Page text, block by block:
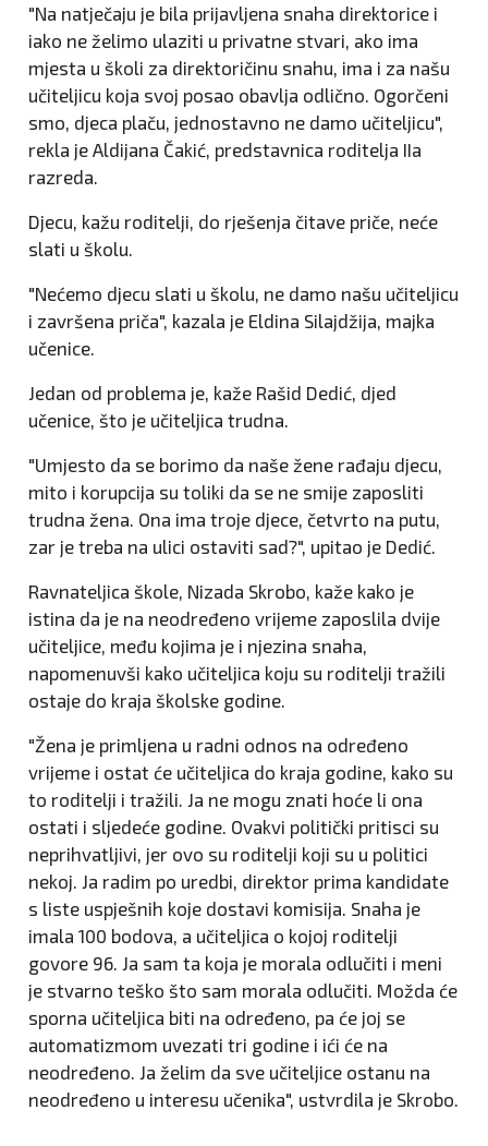
"Na natječaju je bila prijavljena snaha direktorice i
iako ne želimo ulaziti u privatne stvari, ako ima
mjesta u školi za direktoričinu snahu, ima i za našu
učiteljicu koja svoj posao obavlja odlično. Ogorčeni
smo, djeca plaču, jednostavno ne damo učiteljicu",
rekla je Aldijana Čakić, predstavnica roditelja IIa
razreda.
Djecu, kažu roditelji, do rješenja čitave priče, neće
slati u školu.
"Nećemo djecu slati u školu, ne damo našu učiteljicu
i završena priča", kazala je Eldina Silajdžija, majka
učenice.
Jedan od problema je, kaže Rašid Dedić, djed
učenice, što je učiteljica trudna.
"Umjesto da se borimo da naše žene rađaju djecu,
mito i korupcija su toliki da se ne smije zaposliti
trudna žena. Ona ima troje djece, četvrto na putu,
zar je treba na ulici ostaviti sad?", upitao je Dedić.
Ravnateljica škole, Nizada Skrobo, kaže kako je
istina da je na neodređeno vrijeme zaposlila dvije
učiteljice, među kojima je i njezina snaha,
napomenuvši kako učiteljica koju su roditelji tražili
ostaje do kraja školske godine.
"Žena je primljena u radni odnos na određeno
vrijeme i ostat će učiteljica do kraja godine, kako su
to roditelji i tražili. Ja ne mogu znati hoće li ona
ostati i sljedeće godine. Ovakvi politički pritisci su
neprihvatljivi, jer ovo su roditelji koji su u politici
nekoj. Ja radim po uredbi, direktor prima kandidate
s liste uspješnih koje dostavi komisija. Snaha je
imala 100 bodova, a učiteljica o kojoj roditelji
govore 96. Ja sam ta koja je morala odlučiti i meni
je stvarno teško što sam morala odlučiti. Možda će
sporna učiteljica biti na određeno, pa će joj se
automatizmom uvezati tri godine i ići će na
neodređeno. Ja želim da sve učiteljice ostanu na
neodređeno u interesu učenika", ustvrdila je Skrobo.